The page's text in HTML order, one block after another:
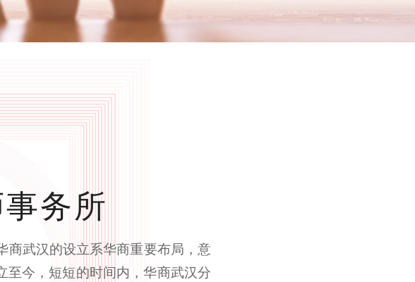
务所
武汉的设立系华商重要布局，意
至今，短短的时间内，华商武汉分